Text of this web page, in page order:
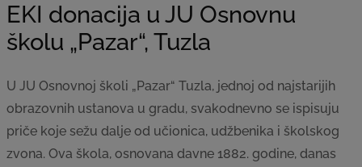
EKI donacija u JU Osnovnu
školu „Pazar“, Tuzla
U JU Osnovnoj školi „Pazar“ Tuzla, jednoj od najstarijih
obrazovnih ustanova u gradu, svakodnevno se ispisuju
priče koje sežu dalje od učionica, udžbenika i školskog
zvona. Ova škola, osnovana davne 1882. godine, danas